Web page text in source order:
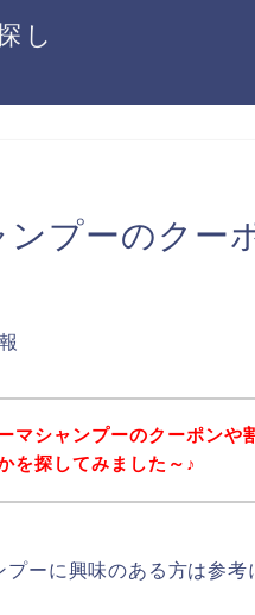
し
ンプーのクー
マシャンプーのクーポンや
を探してみました～♪
ーに興味のある方は参考